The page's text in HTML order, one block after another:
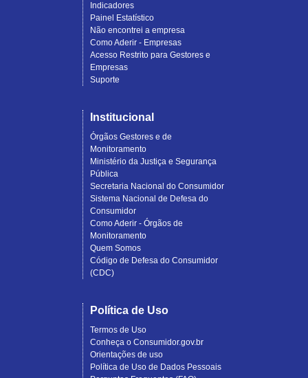
Indicadores
Painel Estatístico
Não encontrei a empresa
Como Aderir - Empresas
Acesso Restrito para Gestores e
Empresas
Suporte
Institucional
Órgãos Gestores e de
Monitoramento
Ministério da Justiça e Segurança
Pública
Secretaria Nacional do Consumidor
Sistema Nacional de Defesa do
Consumidor
Como Aderir - Órgãos de
Monitoramento
Quem Somos
Código de Defesa do Consumidor
(CDC)
Política de Uso
Termos de Uso
Conheça o Consumidor.gov.br
Orientações de uso
Política de Uso de Dados Pessoais